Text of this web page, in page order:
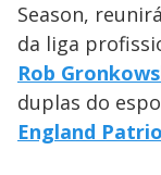
Season,
da liga
Rob
duplas do
England